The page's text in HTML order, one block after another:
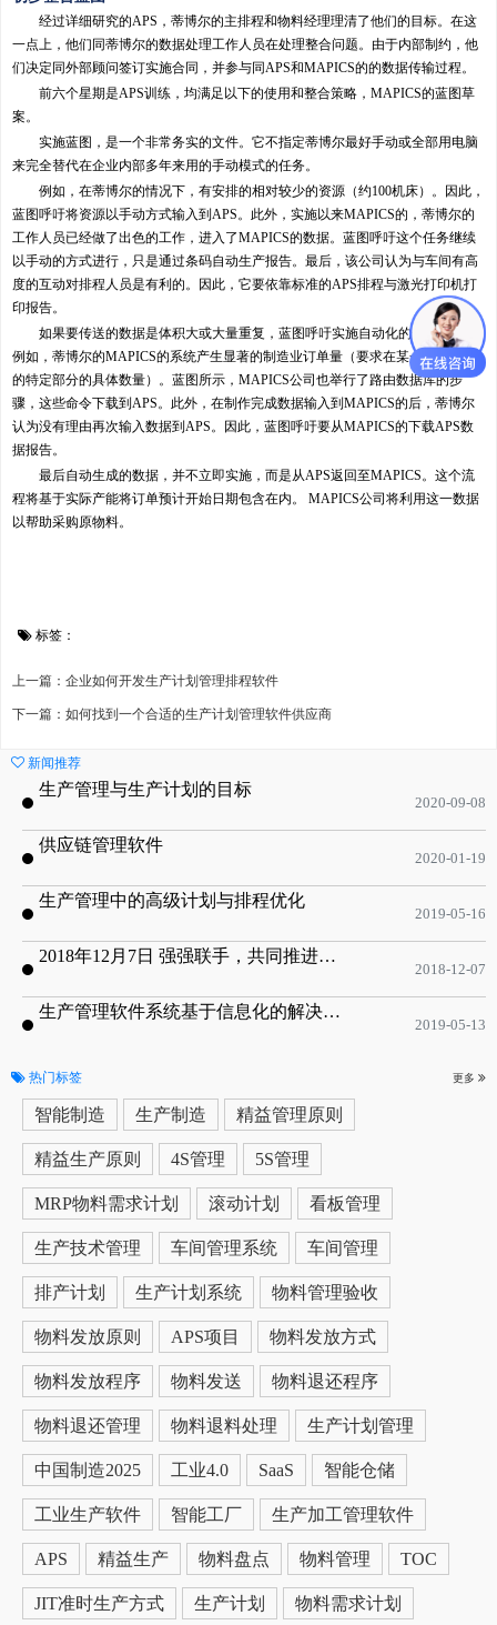
经过详细研究的APS，蒂博尔的主排程和物料经理理清了他们的目标。在这
一点上，他们同蒂博尔的数据处理工作人员在处理整合问题。由于内部制约，他
们决定同外部顾问签订实施合同，并参与同APS和MAPICS的的数据传输过程。
前六个星期是APS训练，均满足以下的使用和整合策略，MAPICS的蓝图草
案。
实施蓝图，是一个非常务实的文件。它不指定蒂博尔最好手动或全部用电脑
来完全替代在企业内部多年来用的手动模式的任务。
例如，在蒂博尔的情况下，有安排的相对较少的资源（约100机床）。因此，
蓝图呼吁将资源以手动方式输入到APS。此外，实施以来MAPICS的，蒂博尔的
工作人员已经做了出色的工作，进入了MAPICS的数据。蓝图呼吁这个任务继续
以手动的方式进行，只是通过条码自动生产报告。最后，该公司认为与车间有高
度的互动对排程人员是有利的。因此，它要依靠标准的APS排程与激光打印机打
印报告。
如果要传送的数据是体积大或大量重复，蓝图呼吁实施自动化的信息流程。
例如，蒂博尔的MAPICS的系统产生显著的制造业订单量（要求在某一特定日期
的特定部分的具体数量）。蓝图所示，MAPICS公司也举行了路由数据库的步
骤，这些命令下载到APS。此外，在制作完成数据输入到MAPICS的后，蒂博尔
认为没有理由再次输入数据到APS。因此，蓝图呼吁要从MAPICS的下载APS数
据报告。
最后自动生成的数据，并不立即实施，而是从APS返回至MAPICS。这个流
程将基于实际产能将订单预计开始日期包含在内。 MAPICS公司将利用这一数据
以帮助采购原物料。
标签：
上一篇：企业如何开发生产计划管理排程软件
下一篇：如何找到一个合适的生产计划管理软件供应商
新闻推荐
生产管理与生产计划的目标
2020-09-08
供应链管理软件
2020-01-19
生产管理中的高级计划与排程优化
2019-05-16
2018年12月7日 强强联手，共同推进电子器件领域APS应用典范 风华高科生产自动化工业互联网应用项目-APS项目启动会
2018-12-07
生产管理软件系统基于信息化的解决方案
2019-05-13
热门标签 更多
智能制造 生产制造 精益管理原则
精益生产原则 4S管理 5S管理
MRP物料需求计划 滚动计划 看板管理
生产技术管理 车间管理系统 车间管理
排产计划 生产计划系统 物料管理验收
物料发放原则 APS项目 物料发放方式
物料发放程序 物料发送 物料退还程序
物料退还管理 物料退料处理 生产计划管理
中国制造2025 工业4.0 SaaS 智能仓储
工业生产软件 智能工厂 生产加工管理软件
APS 精益生产 物料盘点 物料管理 TOC
JIT准时生产方式 生产计划 物料需求计划